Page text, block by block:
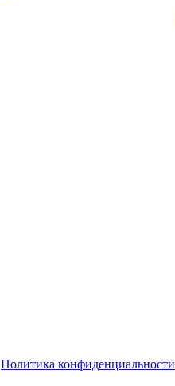
Политика конфиденциальности